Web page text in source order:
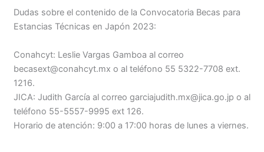
Dudas sobre el contenido de la Convocatoria Becas para
Estancias Técnicas en Japón 2023:
Conahcyt: Leslie Vargas Gamboa al correo
becasext@conahcyt.mx o al teléfono 55 5322-7708 ext.
1216.
JICA: Judith García al correo garciajudith.mx@jica.go.jp o al
teléfono 55-5557-9995 ext 126.
Horario de atención: 9:00 a 17:00 horas de lunes a viernes.